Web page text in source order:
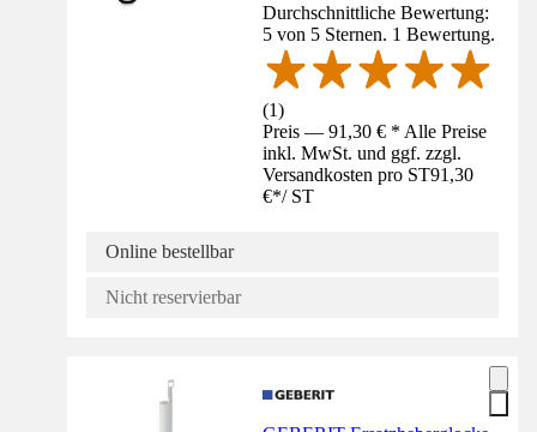
Durchschnittliche Bewertung:
5 von 5 Sternen. 1 Bewertung.
(1)
Preis — 91,30 € * Alle Preise
inkl. MwSt. und ggf. zzgl.
Versandkosten pro ST91,30
€*/ ST
Online bestellbar
Nicht reservierbar